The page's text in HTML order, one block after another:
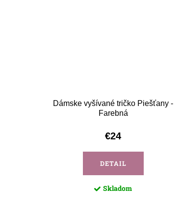
Dámske vyšívané tričko Piešťany -
Farebná
€24
DETAIL
Skladom